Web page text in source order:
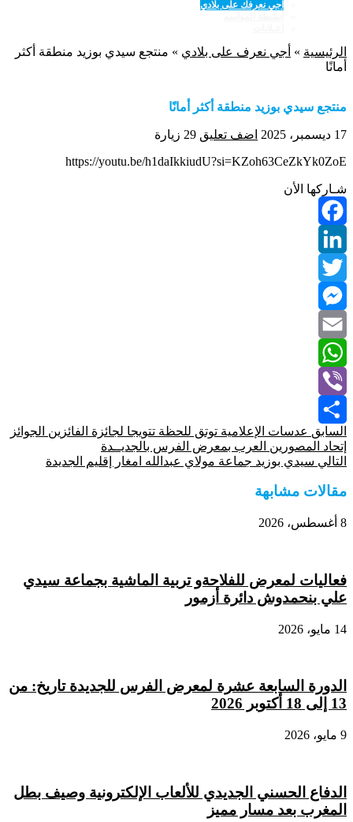
اجي نعرفك على بلادي
الرئيسية » أجي نعرف على بلادي » منتجع سيدي بوزيد منطقة أكثر
أمانًا
منتجع سيدي بوزيد منطقة أكثر أمانًا
17 ديسمبر، 2025 اضف تعليق 29 زيارة
https://youtu.be/h1daIkkiudU?si=KZoh63CeZkYk0ZoE
شـاركها الأن
Facebook
LinkedIn
Twitter
Messenger
Email
WhatsApp
Viber
Share
السابق عدسات الإعلامية توتق للحظة تتويجا لجائزة الفائزين الجوائز
إتحاد المصورين العرب بمعرض الفرس بالجديــدة
التالي سيدي بوزيد جماعة مولاي عبدالله امغار إقليم الجديدة
مقالات مشابهة
8 أغسطس، 2026
فعاليات لمعرض للفلاحةو تربية الماشية بجماعة سيدي
علي بنحمدوش دائرة أزمور
14 مايو، 2026
الدورة السابعة عشرة لمعرض الفرس للجديدة تاريخ: من
13 إلى 18 أكتوبر 2026
9 مايو، 2026
الدفاع الحسني الجديدي للألعاب الإلكترونية وصيف بطل
المغرب بعد مسار مميز